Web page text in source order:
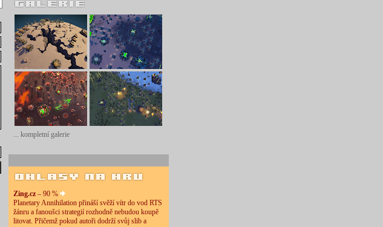
... kompletní galerie
Zing.cz – 90 %
Planetary Annihilation přináší svěží vítr do vod RTS
žánru a fanoušci strategií rozhodně nebudou koupě
litovat. Přičemž pokud autoři dodrží svůj slib a